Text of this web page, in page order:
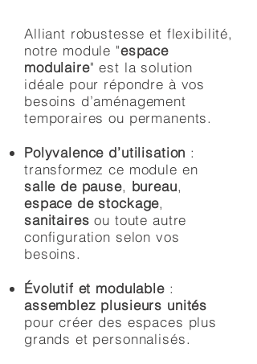
Alliant robustesse et flexibilité,
notre module "espace
modulaire" est la solution
idéale pour répondre à vos
besoins d’aménagement
temporaires ou permanents.
Polyvalence d’utilisation :
transformez ce module en
salle de pause, bureau,
espace de stockage,
sanitaires ou toute autre
configuration selon vos
besoins.
Évolutif et modulable:
assemblez plusieurs unités
pour créer des espaces plus
grands et personnalisés.